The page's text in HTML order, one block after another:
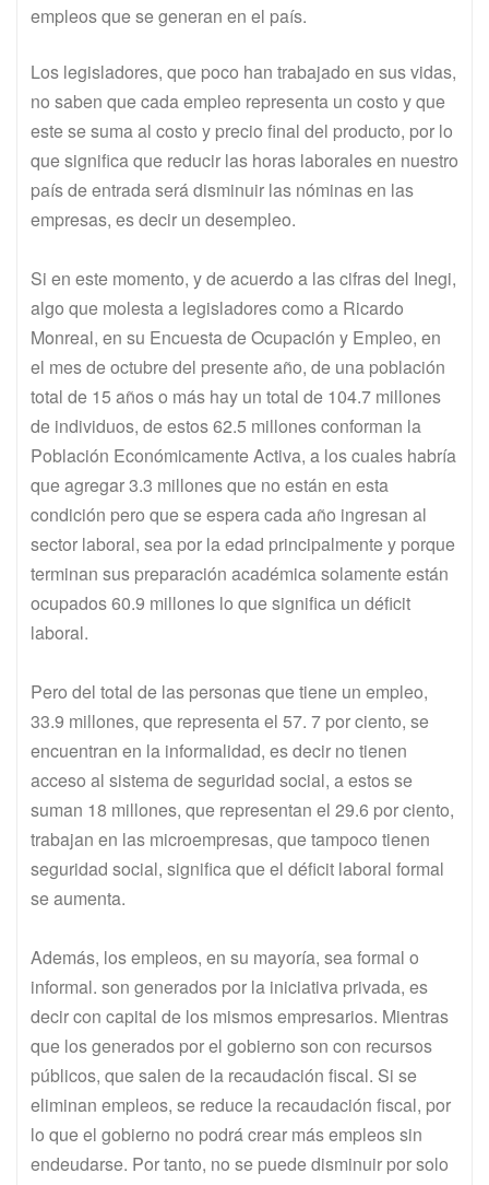
empleos que se generan en el país.
Los legisladores, que poco han trabajado en sus vidas,
no saben que cada empleo representa un costo y que
este se suma al costo y precio final del producto, por lo
que significa que reducir las horas laborales en nuestro
país de entrada será disminuir las nóminas en las
empresas, es decir un desempleo.
Si en este momento, y de acuerdo a las cifras del Inegi,
algo que molesta a legisladores como a Ricardo
Monreal, en su Encuesta de Ocupación y Empleo, en
el mes de octubre del presente año, de una población
total de 15 años o más hay un total de 104.7 millones
de individuos, de estos 62.5 millones conforman la
Población Económicamente Activa, a los cuales habría
que agregar 3.3 millones que no están en esta
condición pero que se espera cada año ingresan al
sector laboral, sea por la edad principalmente y porque
terminan sus preparación académica solamente están
ocupados 60.9 millones lo que significa un déficit
laboral.
Pero del total de las personas que tiene un empleo,
33.9 millones, que representa el 57. 7 por ciento, se
encuentran en la informalidad, es decir no tienen
acceso al sistema de seguridad social, a estos se
suman 18 millones, que representan el 29.6 por ciento,
trabajan en las microempresas, que tampoco tienen
seguridad social, significa que el déficit laboral formal
se aumenta.
Además, los empleos, en su mayoría, sea formal o
informal. son generados por la iniciativa privada, es
decir con capital de los mismos empresarios. Mientras
que los generados por el gobierno son con recursos
públicos, que salen de la recaudación fiscal. Si se
eliminan empleos, se reduce la recaudación fiscal, por
lo que el gobierno no podrá crear más empleos sin
endeudarse. Por tanto, no se puede disminuir por solo